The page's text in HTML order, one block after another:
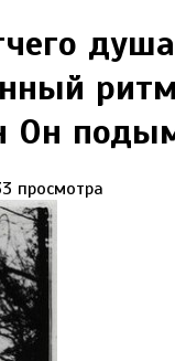
ритм
Он
просмотра